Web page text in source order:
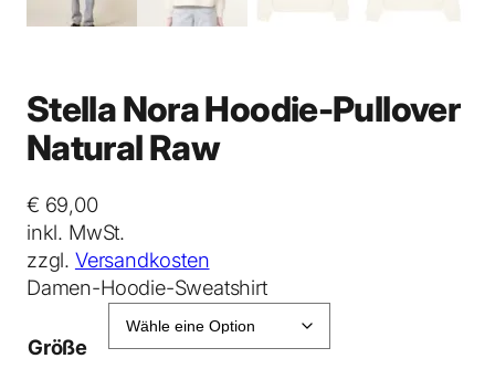
Stella Nora Hoodie-Pullover
Natural Raw
€ 69,00
inkl. MwSt.
zzgl. Versandkosten
Damen-Hoodie-Sweatshirt
Größe